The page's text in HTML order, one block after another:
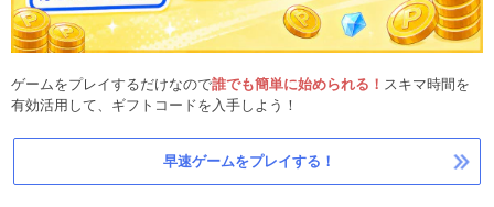
ゲームをプレイするだけなので誰でも簡単に始められる！ スキマ時間を
有効活用して、ギフトコードを入手しよう！
早速ゲームをプレイする！